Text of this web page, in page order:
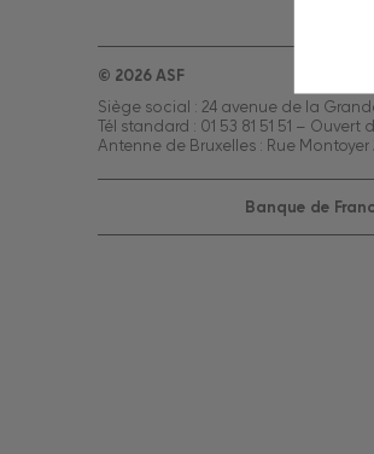
© 2026 ASF
Siège social : 24 avenue de la
Tél standard : 01 53 81 51 51 –
Antenne de Bruxelles : Rue Montoyer
Banque de